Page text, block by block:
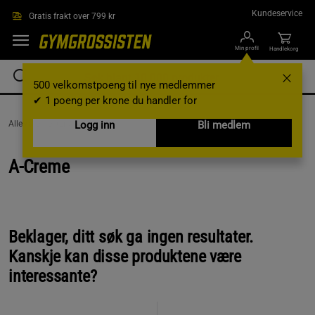
Gratis frakt over 799 kr Kundeservice
Min profil
500 velkomstpoeng til nye medlemmer
✔ 1 poeng per krone du handler for
Logg inn
Bli medlem
Handlekorg
AlleVaremerker / A-Creme
A-Creme
Beklager, ditt søk ga ingen resultater.
Kanskje kan disse produktene være
interessante?